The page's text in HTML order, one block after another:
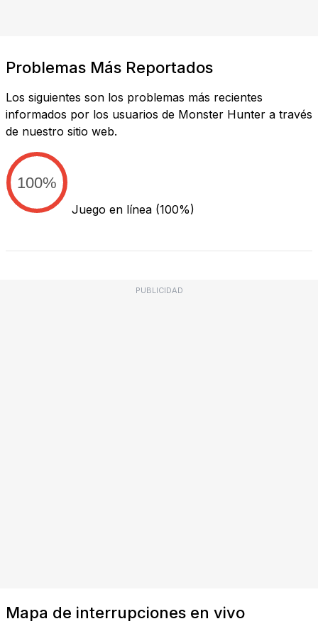
Problemas Más Reportados
Los siguientes son los problemas más recientes
informados por los usuarios de Monster Hunter a través
de nuestro sitio web.
100%
Juego en línea (100%)
PUBLICIDAD
Mapa de interrupciones en vivo